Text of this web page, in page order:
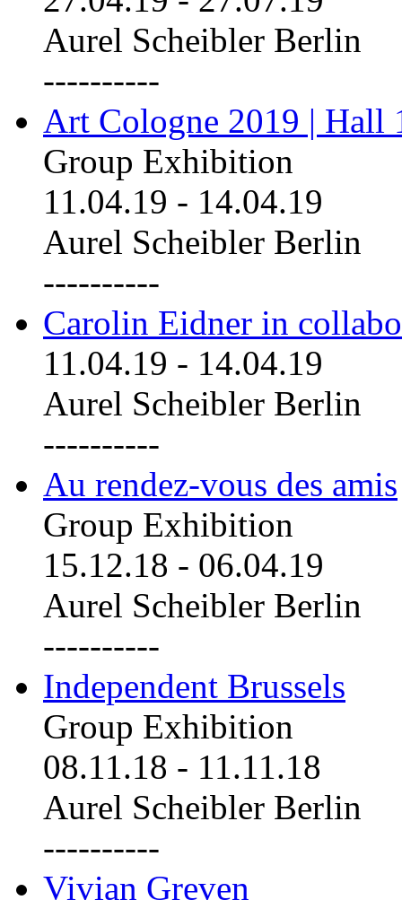
Aurel Scheibler Berlin
----------
Art Cologne 2019 | Hall
Group Exhibition
11.04.19 - 14.04.19
Aurel Scheibler Berlin
----------
Carolin Eidner in
11.04.19 - 14.04.19
Aurel Scheibler Berlin
----------
Au rendez-vous des amis
Group Exhibition
15.12.18 - 06.04.19
Aurel Scheibler Berlin
----------
Independent Brussels
Group Exhibition
08.11.18 - 11.11.18
Aurel Scheibler Berlin
----------
Vivian Greven